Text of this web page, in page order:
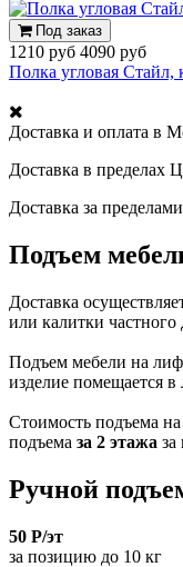
Под заказ
1210 руб 4090 руб
Полка угловая Стайл,
Доставка и оплата в
Доставка в
Доставка за
Подъем
Доставка
или калитки частного
Подъем мебели на
изделие помещается в
Стоимость подъема
подъема за 2 этажа
Ручной
50 Р/эт
за позицию до 10 кг